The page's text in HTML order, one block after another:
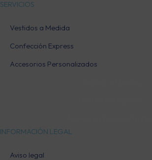
SERVICIOS
Vestidos a Medida
Confección Express
Accesorios Personalizados
INFORMACIÓN LEGAL
Aviso legal